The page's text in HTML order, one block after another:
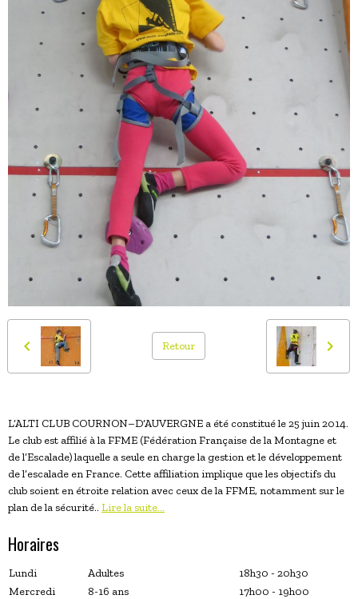
Retour
L’ALTI CLUB COURNON–D’AUVERGNE a été constitué le 25 juin 2014.
Le club est affilié à la FFME (Fédération Française de la Montagne et
de l’Escalade) laquelle a seule en charge la gestion et le développement
de l’escalade en France. Cette affiliation implique que les objectifs du
club soient en étroite relation avec ceux de la FFME, notamment sur le
plan de la sécurité.. Lire la suite...
Horaires
Lundi Adultes
18h30 - 20h30
Mercredi
8-16 ans
17h00 - 19h00